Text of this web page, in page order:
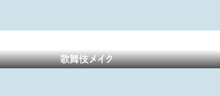
歌舞伎メイク